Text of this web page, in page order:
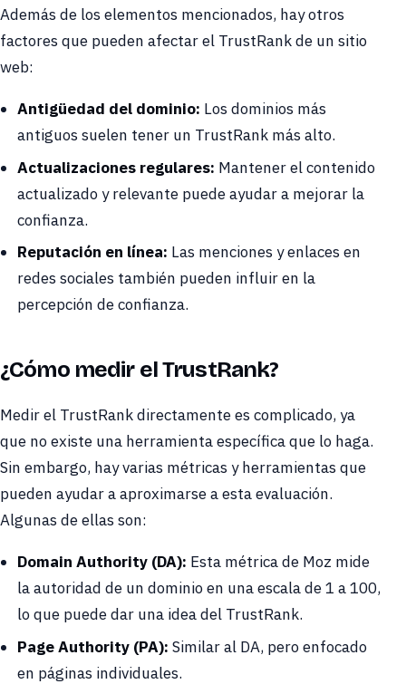
Además de los elementos mencionados, hay otros
factores que pueden afectar el TrustRank de un sitio
web:
Antigüedad del dominio: Los dominios más
antiguos suelen tener un TrustRank más alto.
Actualizaciones regulares: Mantener el contenido
actualizado y relevante puede ayudar a mejorar la
confianza.
Reputación en línea: Las menciones y enlaces en
redes sociales también pueden influir en la
percepción de confianza.
¿Cómo medir el TrustRank?
Medir el TrustRank directamente es complicado, ya
que no existe una herramienta específica que lo haga.
Sin embargo, hay varias métricas y herramientas que
pueden ayudar a aproximarse a esta evaluación.
Algunas de ellas son:
Domain Authority (DA): Esta métrica de Moz mide
la autoridad de un dominio en una escala de 1 a 100,
lo que puede dar una idea del TrustRank.
Page Authority (PA): Similar al DA, pero enfocado
en páginas individuales.